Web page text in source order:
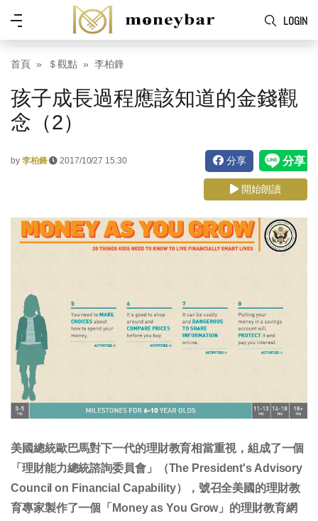
Skip to main content
LOGIN
功
能
表
首頁 ＄觀點 李柏鋒
孩子成長過程應該知道的金錢觀
念（2）
by 李柏鋒 2017/10/27 15:30 分享
開始朗讀
美國總統歐巴馬對下一代的理財教育相當重視，組成了一個
「理財能力總統諮詢委員會」（The President's Advisory
Council on Financial Capability），號召全美國的理財教
育專家製作了一個「Money as You Grow」的理財教育網